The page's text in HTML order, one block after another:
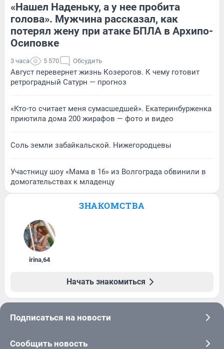
«Нашел Наденьку, а у нее пробита
голова». Мужчина рассказал, как
потерял жену при атаке БПЛА в Архипо-
Осиповке
3 часа 5 570 Обсудить
Август перевернет жизнь Козерогов. К чему готовит
ретроградный Сатурн — прогноз
«Кто-то считает меня сумасшедшей». Екатеринбурженка
приютила дома 200 жирафов — фото и видео
Соль земли забайкальской. Нижегородцевы
Участницу шоу «Мама в 16» из Волгограда обвинили в
домогательствах к младенцу
ЗНАКОМСТВА
irina,64
Начать знакомиться
Подписаться на новости
Сообщить новость